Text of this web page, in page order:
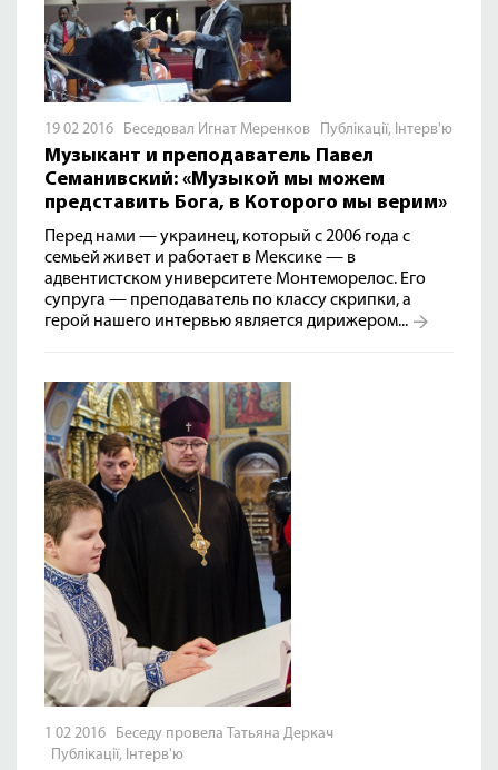
19 02 2016 Беседовал Игнат Меренков Публікації, Інтерв'ю
Музыкант и преподаватель Павел
Семанивский: «Музыкой мы можем
представить Бога, в Которого мы верим»
Перед нами — украинец, который с 2006 года с
семьей живет и работает в Мексике — в
адвентистском университете Монтеморелос. Его
супруга — преподаватель по классу скрипки, а
герой нашего интервью является дирижером...
1 02 2016 Беседу провела Татьяна Деркач
Публікації, Інтерв'ю